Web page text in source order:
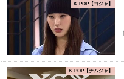
K-POP【ヨジャ】
K-POP【ナムジャ】